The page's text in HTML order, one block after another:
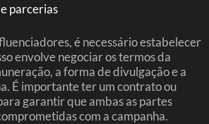
parcerias
é necessário estabelecer
envolve negociar os termos da
a forma de divulgação e a
É importante ter um contrato ou
garantir que ambas as partes
com a campanha.